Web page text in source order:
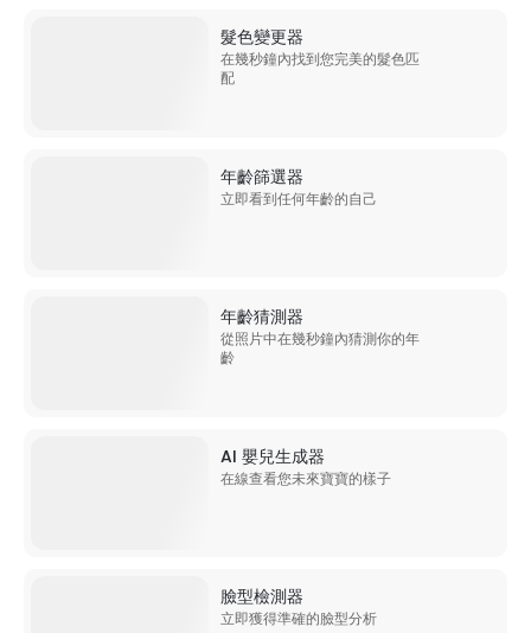
髮色變更器
在幾秒鐘內找到您完美的髮色匹
配
年齡篩選器
立即看到任何年齡的自己
年齡猜測器
從照片中在幾秒鐘內猜測你的年
齡
AI 嬰兒生成器
在線查看您未來寶寶的樣子
臉型檢測器
立即獲得準確的臉型分析